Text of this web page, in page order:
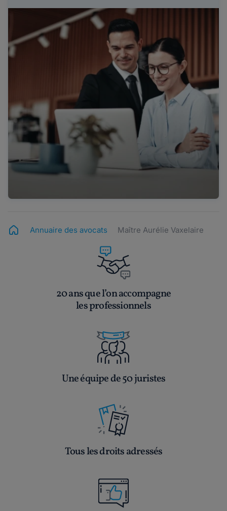
Annuaire des avocats Maître Aurélie Vaxelaire
20 ans que l’on accompagne
les professionnels
Une équipe de 50 juristes
Tous les droits adressés